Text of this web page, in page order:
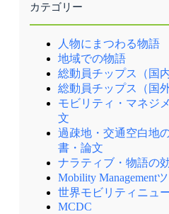
統合においては、バスネット
理下に置くことで住民の移動
言されました。2023年から3段
年3月にグレーター・マンチ
のバス路線がフランチャイズ
MetrolinkのBee Networkへの統
た。現在では、バスと
り￡2）の統合や、共通の非
実現しています。 TfGMが策
戦略では、2040年にマイカー
率を各50%にすることを目指
的な施策としては、主要な放
大12分間隔のバスサービスを
日は全人口の90%に対し、自
停留所に30分間隔のバスまた
スを提供すること（難しい地
交通で補完する）、バス停の
MM関連情報（不定期） 皆様
関連イベント等の情報を配信
や参加情報をいち早くお届け
カテゴリー
人物にまつわる物語
地域での物語
総動員チップス（国内
総動員チップス（国外
モビリティ・マネジ
文
過疎地・交通空白地
書・論文
ナラティブ・物語の
Mobility Management
世界モビリティニュ
MCDC